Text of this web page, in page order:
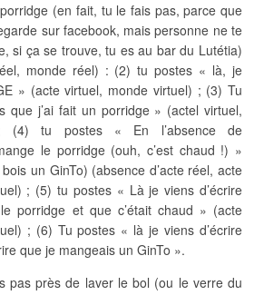
(en fait, tu le fais pas, parce que
sur facebook, mais personne ne te
si ça se trouve, tu es au bar du Lutétia)
monde réel) : (2) tu postes « là, je
» (acte virtuel, monde virtuel) ; (3) Tu
que j’ai fait un porridge » (actel virtuel,
(4) tu postes « En l’absence de
le porridge (ouh, c’est chaud !) »
un GinTo) (absence d’acte réel, acte
; (5) tu postes « Là je viens d’écrire
porridge et que c’était chaud » (acte
; (6) Tu postes « là je viens d’écrire
que je mangeais un GinTo ».
pas près de laver le bol (ou le verre du